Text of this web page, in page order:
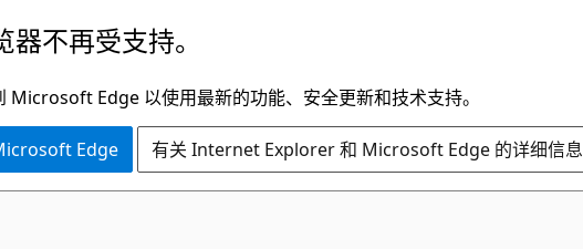
器不再受支持。
Microsoft Edge 以使用最新的功能、安全更新和技术支持。
Edge 有关 Internet Explorer 和 Microsoft Edge 的详细信息